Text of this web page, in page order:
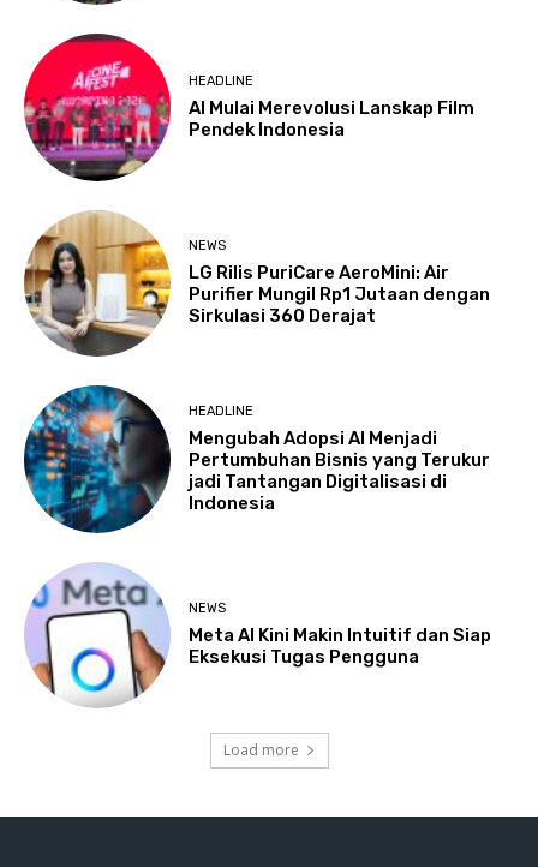
HEADLINE
AI Mulai Merevolusi Lanskap Film
Pendek Indonesia
NEWS
LG Rilis PuriCare AeroMini: Air
Purifier Mungil Rp1 Jutaan dengan
Sirkulasi 360 Derajat
HEADLINE
Mengubah Adopsi AI Menjadi
Pertumbuhan Bisnis yang Terukur
jadi Tantangan Digitalisasi di
Indonesia
NEWS
Meta AI Kini Makin Intuitif dan Siap
Eksekusi Tugas Pengguna
Load more